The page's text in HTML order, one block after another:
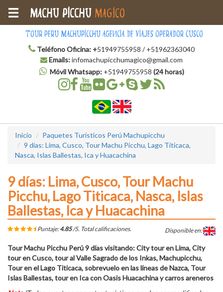
Tour Peru Machupicchu Agencia de Viajes Operador Cusco
Teléfono Oficina: +51949755958 / +51962363040
Emails:infomachupicchumagico@gmail.com
Móvil Whatsapp:+51949755958 (24 horas)
Machu Picchu Magico
Inicio
Paquetes Turísticos Perú Machupicchu
9 días: Lima, Cusco, Tour Machu Picchu, Lago Titicaca,
Nasca, Islas Ballestas, Ica y Huacachina
9 días: Lima, Cusco, Tour Machu
Picchu, Lago Titicaca, Nasca, Islas
Ballestas, Ica y Huacachina
Puntaje:4.85/5. Totalcalificaciones. Disponible en:
Tour Machu Picchu Perú 9 días visitando: City tour en Lima, City
tour en Cusco, tour al Valle Sagrado de los Inkas, Machupicchu,
Tour en el Lago Titicaca, sobrevuelo en las líneas de Nazca, Tour
Islas Ballestas, tour en Ica con Oasis Huacachina y carros areneros